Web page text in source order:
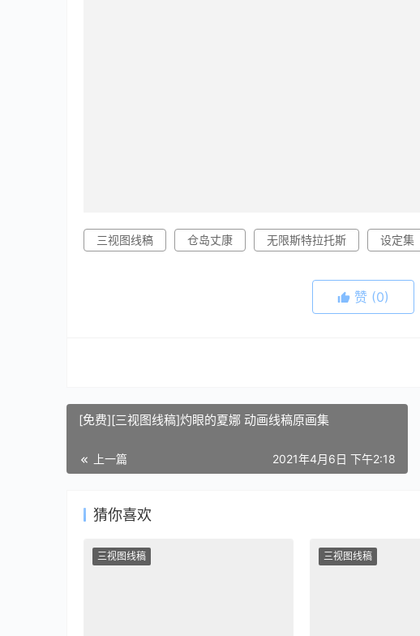
三视图线稿 仓岛丈康 无限斯特拉托斯 设定集
赞 (0)
[免费][三视图线稿]灼眼的夏娜 动画线稿原画集
上一篇 2021年4月6日 下午2:18
猜你喜欢
三视图线稿 三视图线稿